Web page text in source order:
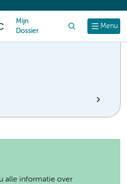
Menu
Mijn
Dossier
alle informatie over